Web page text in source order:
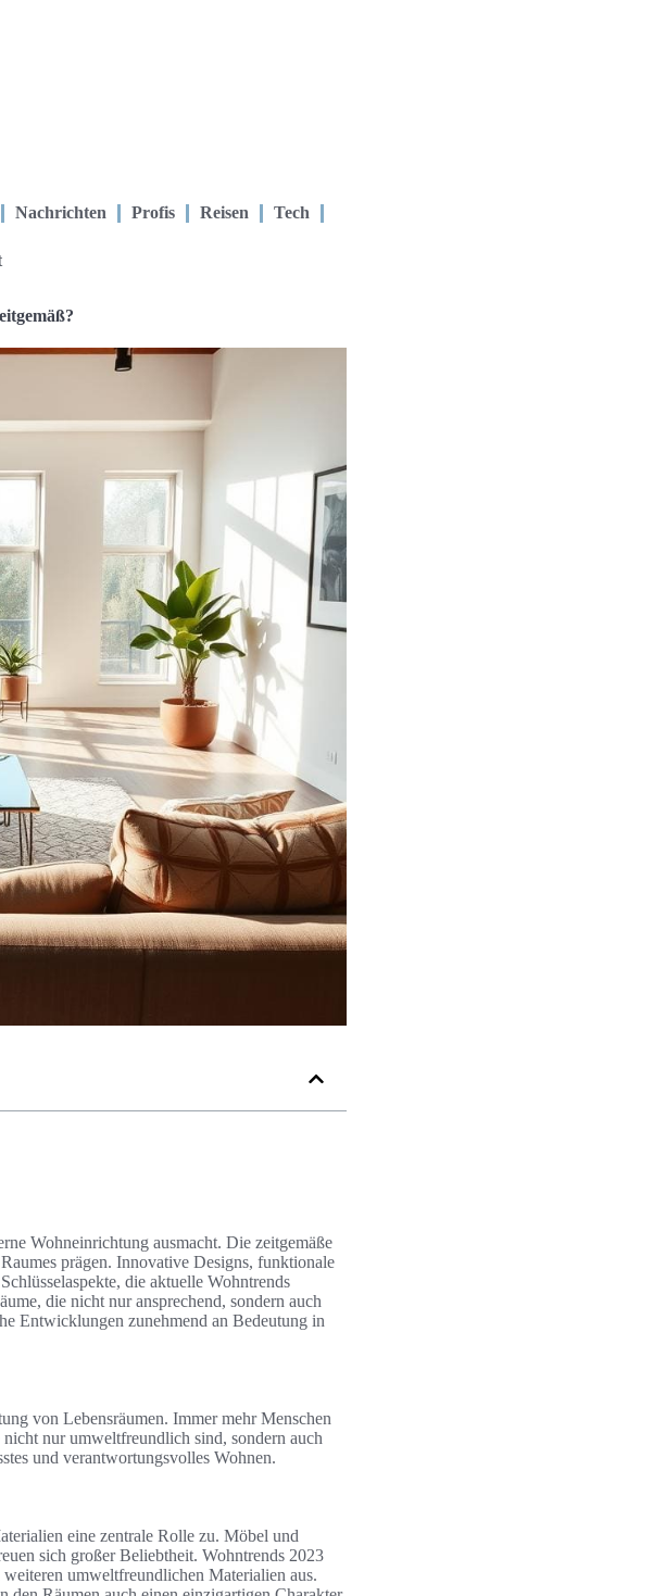
Nachrichten Profis Reisen Tech
Wohn­einrichtung ausmacht. Die zeitgemäße
prägen. Innovative Designs, funktionale
die aktuelle Wohntrends
die nicht nur ansprechend, sondern auch
Entwicklungen zunehmend an Bedeutung in
von Lebensräumen. Immer mehr Menschen
nur umweltfreundlich sind, sondern auch
und verantwortungsvolles Wohnen.
eine zentrale Rolle zu. Möbel und
sich großer Beliebtheit. Wohntrends 2023
umweltfreundlichen Materialien aus.